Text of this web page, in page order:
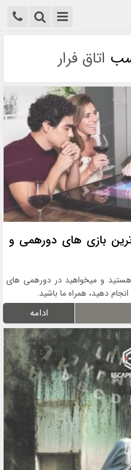
اتاق فرار
بازی های دورهمی و
و میخواهید در دورهمی های
دهید، همراه ما باشید.
ادامه